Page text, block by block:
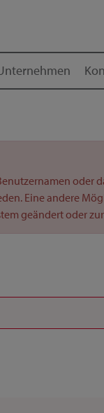
oder
Eine andere
geändert oder